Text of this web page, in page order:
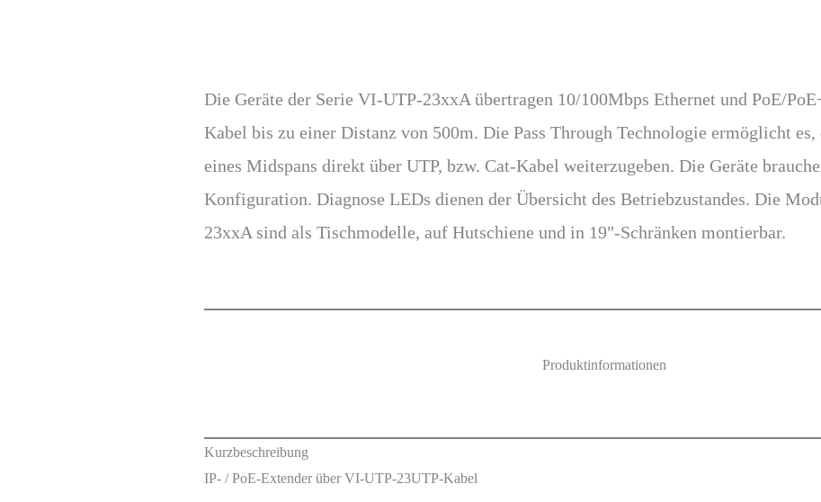
Die Geräte der Serie VI-UTP-23xxA übertragen 10/100Mbps Ethernet und PoE/
Kabel bis zu einer Distanz von 500m. Die Pass Through Technologie ermöglicht es,
eines Midspans direkt über UTP, bzw. Cat-Kabel weiterzugeben. Die Geräte
Konfiguration. Diagnose LEDs dienen der Übersicht des Betriebzustandes. Die
23xxA sind als Tischmodelle, auf Hutschiene und in 19"-Schränken montierbar.
Produktinformationen
Kurzbeschreibung
IP- / PoE-Extender über VI-UTP-23UTP-Kabel